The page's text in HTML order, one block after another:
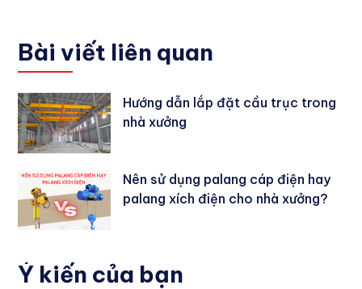
Bài viết liên quan
Hướng dẫn lắp đặt cầu trục trong
nhà xưởng
Nên sử dụng palang cáp điện hay
palang xích điện cho nhà xưởng?
Ý kiến của bạn